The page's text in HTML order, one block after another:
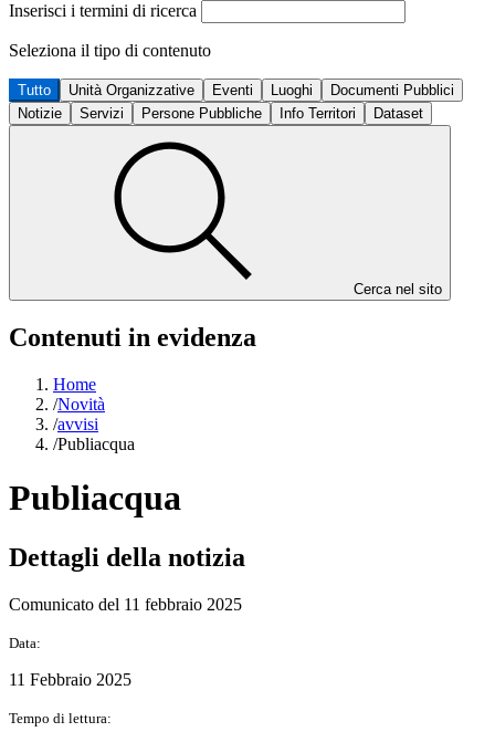
Inserisci i termini di ricerca
Seleziona il tipo di contenuto
Tutto Unità Organizzative Eventi Luoghi
Documenti Pubblici
Notizie
Servizi Persone Pubbliche Info Territori Dataset
Cerca nel sito
Contenuti in evidenza
Home
/Novità
/avvisi
/Publiacqua
Publiacqua
Dettagli della notizia
Comunicato del 11 febbraio 2025
Data:
11 Febbraio 2025
Tempo di lettura: